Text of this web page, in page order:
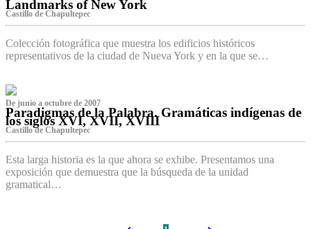
Landmarks of New York
Castillo de Chapultepec
Colección fotográfica que muestra los edificios históricos
representativos de la ciudad de Nueva York y en la que se…
De junio a octubre de 2007
Paradigmas de la Palabra. Gramáticas indígenas de
los siglos XVI, XVII, XVIII
Castillo de Chapultepec
Esta larga historia es la que ahora se exhibe. Presentamos una
exposición que demuestra que la búsqueda de la unidad
gramatical…